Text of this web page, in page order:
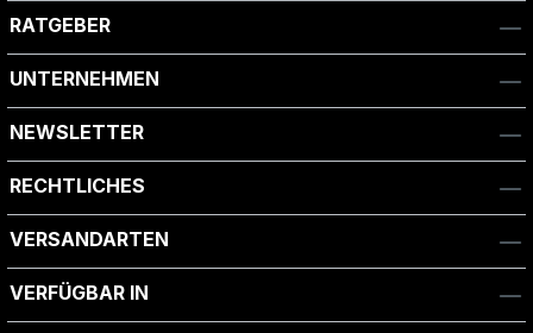
RATGEBER
UNTERNEHMEN
NEWSLETTER
RECHTLICHES
VERSANDARTEN
VERFÜGBAR IN